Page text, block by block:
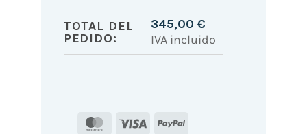
TOTAL DEL
PEDIDO:
345,00 €
IVA incluido
MasterCard
Visa
PayPal